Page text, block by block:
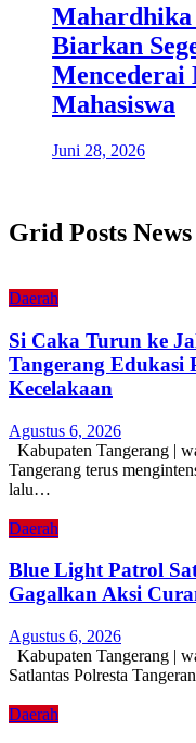
Mahardhika
Biarkan
Mencederai
Mahasiswa
Juni 28, 2026
Grid Posts News
Daerah
Si Caka Turun ke
Tangerang Edukasi
Kecelakaan
Agustus 6, 2026
Kabupaten Tangerang |
Tangerang terus
lalu…
Daerah
Blue Light Patrol
Gagalkan Aksi
Agustus 6, 2026
Kabupaten Tangerang |
Satlantas Polresta
Daerah